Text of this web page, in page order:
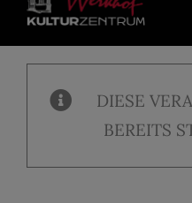
DIESE
BEREITS